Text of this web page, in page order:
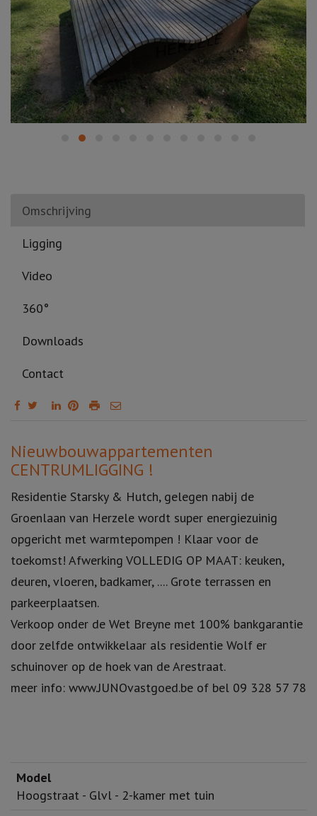
Omschrijving
Ligging
Video
360°
Downloads
Contact
Omschrijving
Nieuwbouwappartementen
CENTRUMLIGGING !
Residentie Starsky & Hutch, gelegen nabij de
Groenlaan van Herzele wordt super energiezuinig
opgericht met warmtepompen ! Klaar voor de
toekomst! Afwerking VOLLEDIG OP MAAT: keuken,
deuren, vloeren, badkamer, .... Grote terrassen en
parkeerplaatsen.
Verkoop onder de Wet Breyne met 100% bankgarantie
door zelfde ontwikkelaar als residentie Wolf er
schuinover op de hoek van de Arestraat.
meer info: www.JUNOvastgoed.be of bel 09 328 57 78
Hoogstraat - Glvl - 2-kamer met tuin